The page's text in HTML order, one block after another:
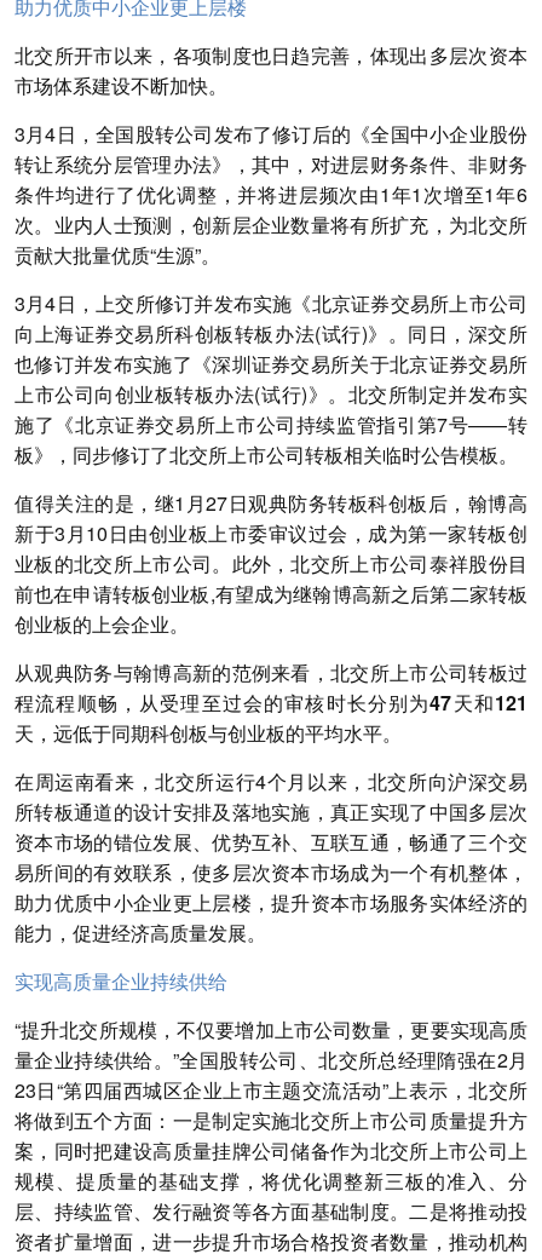
助力优质中小企业更上层楼
北交所开市以来，各项制度也日趋完善，体现出多层次资本
市场体系建设不断加快。
3月4日，全国股转公司发布了修订后的《全国中小企业股份
转让系统分层管理办法》，其中，对进层财务条件、非财务
条件均进行了优化调整，并将进层频次由1年1次增至1年6
次。业内人士预测，创新层企业数量将有所扩充，为北交所
贡献大批量优质“生源”。
3月4日，上交所修订并发布实施《北京证券交易所上市公司
向上海证券交易所科创板转板办法(试行)》。同日，深交所
也修订并发布实施了《深圳证券交易所关于北京证券交易所
上市公司向创业板转板办法(试行)》。北交所制定并发布实
施了《北京证券交易所上市公司持续监管指引第7号——转
板》，同步修订了北交所上市公司转板相关临时公告模板。
值得关注的是，继1月27日观典防务转板科创板后，翰博高
新于3月10日由创业板上市委审议过会，成为第一家转板创
业板的北交所上市公司。此外，北交所上市公司泰祥股份目
前也在申请转板创业板,有望成为继翰博高新之后第二家转板
创业板的上会企业。
从观典防务与翰博高新的范例来看，北交所上市公司转板过
程流程顺畅，从受理至过会的审核时长分别为47天和121
天，远低于同期科创板与创业板的平均水平。
在周运南看来，北交所运行4个月以来，北交所向沪深交易
所转板通道的设计安排及落地实施，真正实现了中国多层次
资本市场的错位发展、优势互补、互联互通，畅通了三个交
易所间的有效联系，使多层次资本市场成为一个有机整体，
助力优质中小企业更上层楼，提升资本市场服务实体经济的
能力，促进经济高质量发展。
实现高质量企业持续供给
“提升北交所规模，不仅要增加上市公司数量，更要实现高质
量企业持续供给。”全国股转公司、北交所总经理隋强在2月
23日“第四届西城区企业上市主题交流活动”上表示，北交所
将做到五个方面：一是制定实施北交所上市公司质量提升方
案，同时把建设高质量挂牌公司储备作为北交所上市公司上
规模、提质量的基础支撑，将优化调整新三板的准入、分
层、持续监管、发行融资等各方面基础制度。二是将推动投
资者扩量增面，进一步提升市场合格投资者数量，推动机构